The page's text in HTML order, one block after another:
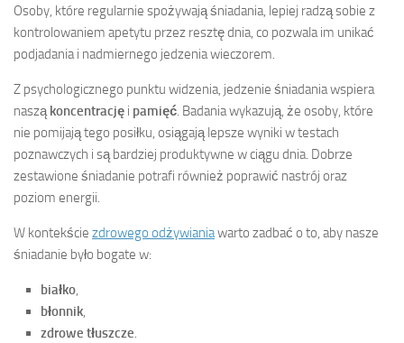
Osoby, które regularnie spożywają śniadania, lepiej radzą sobie z
kontrolowaniem apetytu przez resztę dnia, co pozwala im unikać
podjadania i nadmiernego jedzenia wieczorem.
Z psychologicznego punktu widzenia, jedzenie śniadania wspiera
nasząkoncentrację i pamięć. Badania wykazują, że osoby, które
nie pomijają tego posiłku, osiągają lepsze wyniki w testach
poznawczych i są bardziej produktywne w ciągu dnia. Dobrze
zestawione śniadanie potrafi również poprawić nastrój oraz
poziom energii.
W kontekście zdrowego odżywianiawarto zadbać o to, aby nasze
śniadanie było bogate w:
białko,
błonnik,
zdrowe tłuszcze.